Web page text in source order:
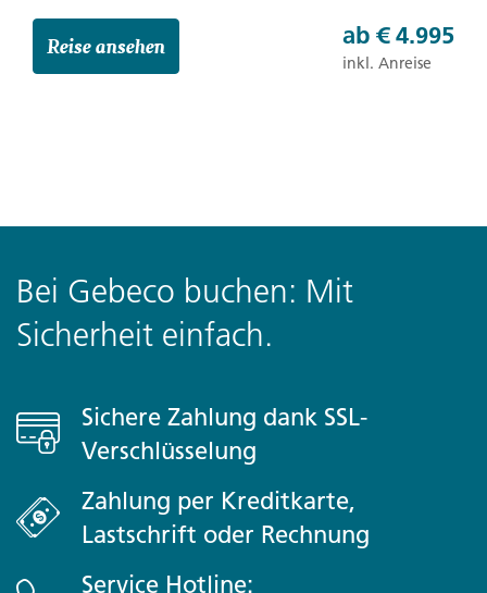
Reise ansehen ab € 4.995
inkl. Anreise
Bei Gebeco buchen: Mit
Sicherheit einfach.
Sichere Zahlung dank SSL-
Verschlüsselung
Zahlung per Kreditkarte,
Lastschrift oder Rechnung
Service Hotline: